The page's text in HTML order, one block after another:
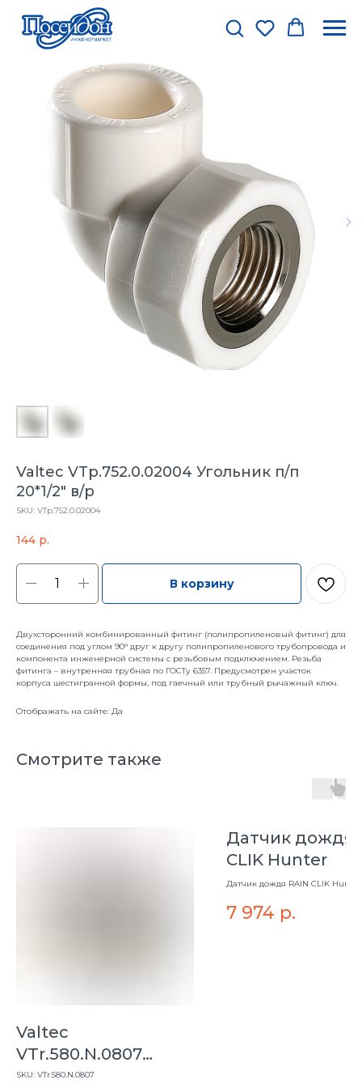
Valtec VTp.752.0.02004 Угольник п/п
20*1/2" в/р
SKU: VTp.752.0.02004
144 р.
В корзину
Двухсторонний комбинированный фитинг (полипропиленовый фитинг) для
соединения под углом 90° друг к другу полипропиленового трубопровода и
компонента инженерной системы с резьбовым подключением. Резьба
фитинга – внутренняя трубная по ГОСТу 6357. Предусмотрен участок
корпуса шестигранной формы, под гаечный или трубный рычажный ключ.
Отображать на сайте: Да
Смотрите также
Valtec
VTr.580.N.0807
Ниппель-
SKU: VTr.580.N.0807
Датчик дождя
CLIK Hunter
Датчик дождя RAIN CLIK Hunter
7 974 р.